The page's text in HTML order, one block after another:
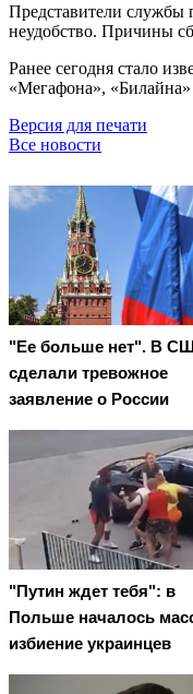
Представители службы
неудобство. Причины
Ранее сегодня стало
«Мегафона», «Билайна»
Версия для печати
Все новости
"Ее больше нет". В
сделали тревожное
заявление о России
"Путин ждет тебя": в
Польше началось
избиение украинцев